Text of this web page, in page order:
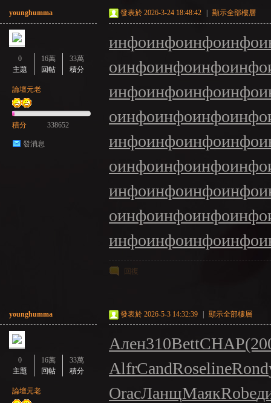
younghumma
0
主題
16萬
回帖
33萬
積分
論壇元老
積分 338652
發消息
發表於 2026-3-24 18:48:42 顯示全部樓層
инфоинфоинфоинфо
оинфоинфоинфоинфо
инфоинфоинфоинфо
оинфоинфоинфоинфо
инфоинфоинфоинфо
оинфоинфоинфоинфо
инфоинфоинфоинфо
оинфоинфоинфоинфо
инфоинфоинфоинфо
回復
younghumma
0
主題
16萬
回帖
33萬
積分
論壇元老
發表於 2026-5-3 14:32:39 顯示全部樓層
Ален310BettCHAP
AlfrCandRoselineRond
OracЛанщМаякRobe